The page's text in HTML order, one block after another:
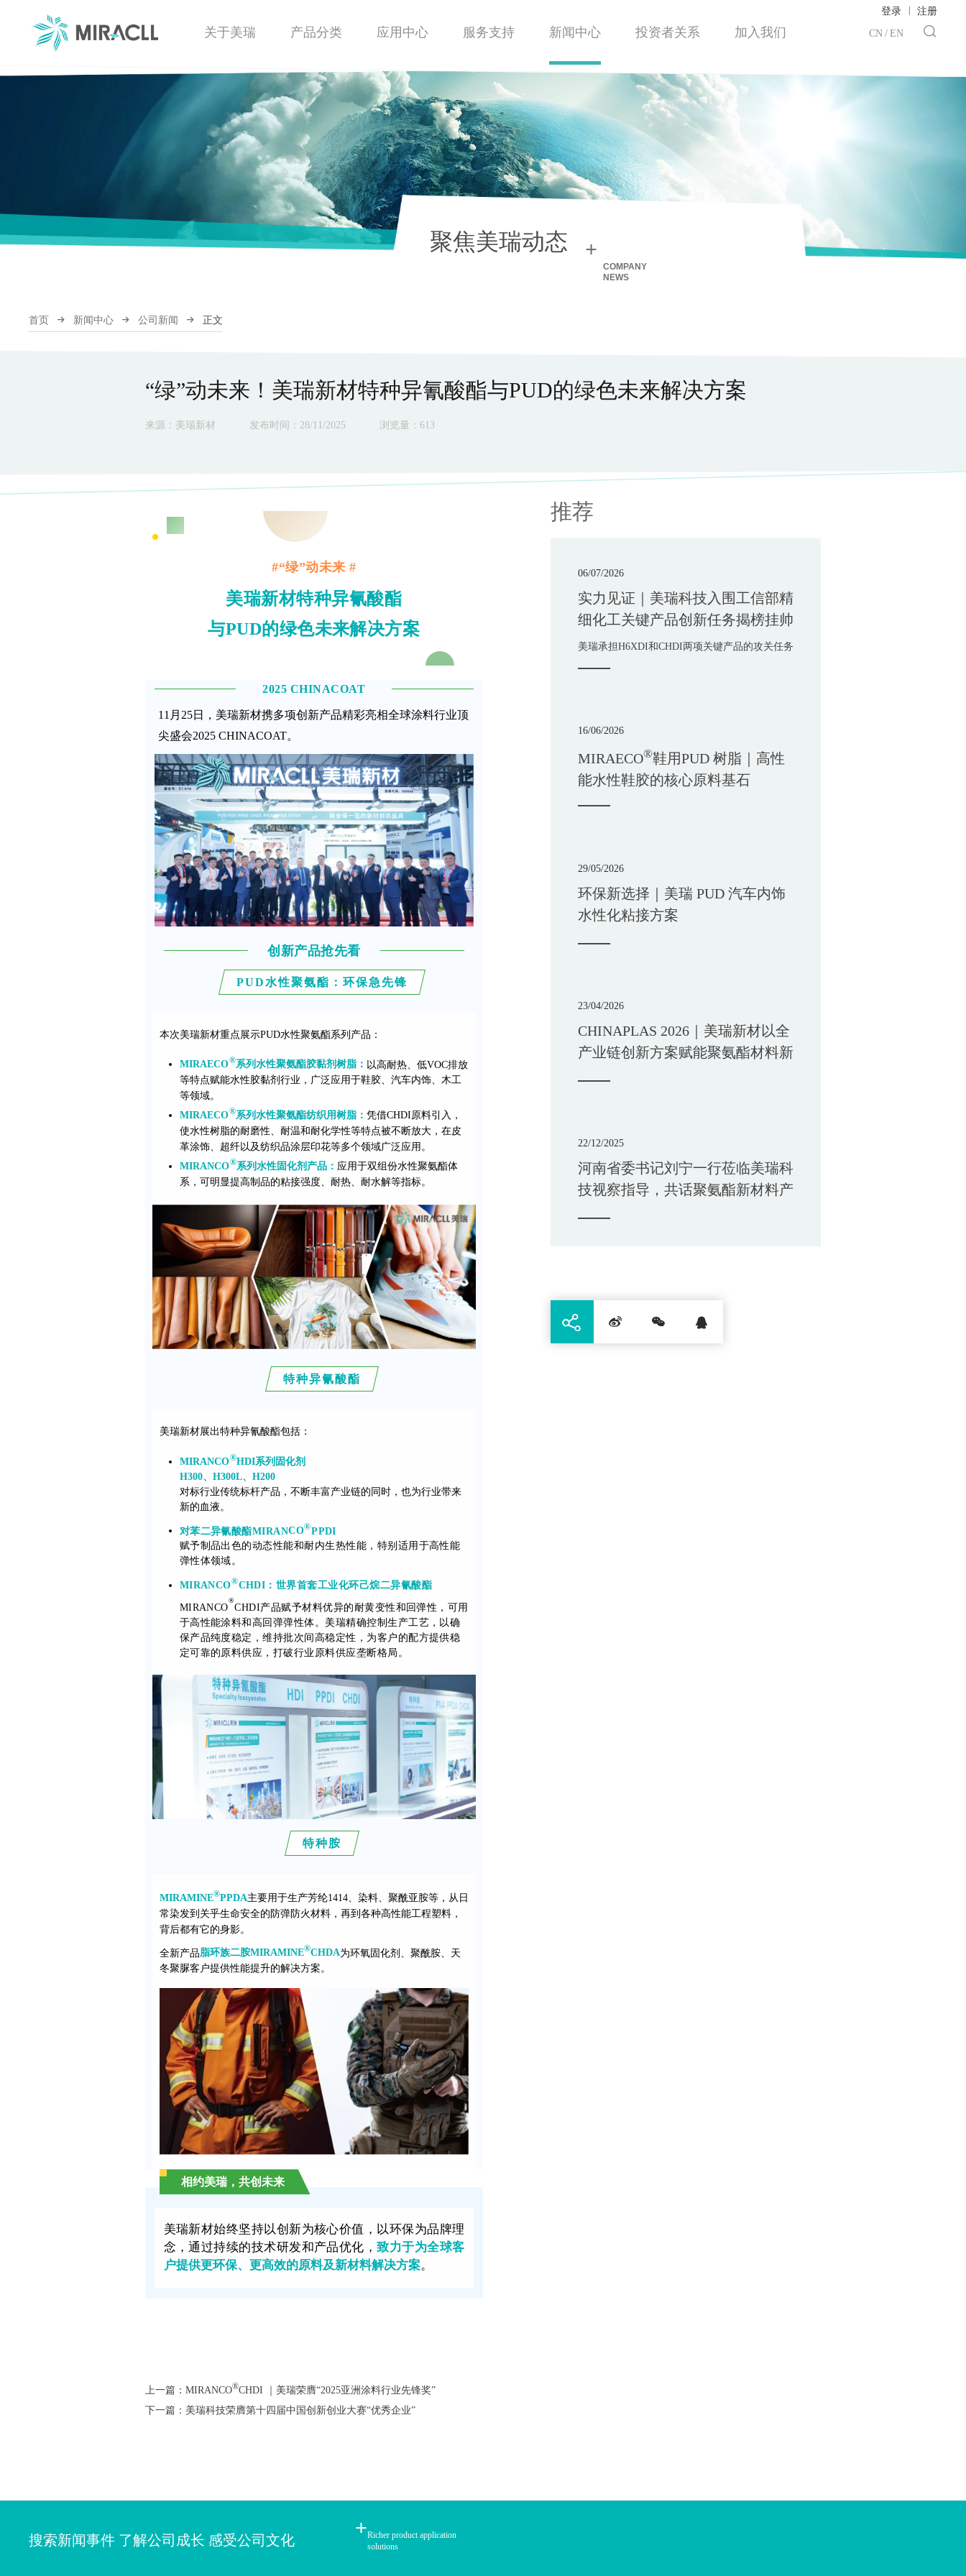
登录 注册
CN / EN
关于美瑞 产品分类 应用中心 服务支持 新闻中心 投资者关系 加入我们
聚焦美瑞动态 +
COMPANY
NEWS
首页 新闻中心 公司新闻 正文
“绿”动未来！美瑞新材特种异氰酸酯与PUD的绿色未来解决方案
来源：美瑞新材 发布时间：28/11/2025 浏览量： 613
#“绿”动未来 #
美瑞新材特种异氰酸酯
与PUD的绿色未来解决方案
2025 CHINACOAT
11月25日，美瑞新材携多项创新产品精彩亮相全球涂料行业顶
尖盛会2025 CHINACOAT。
创新产品抢先看
PUD水性聚氨酯：环保急先锋
本次美瑞新材重点展示PUD水性聚氨酯系列产品：
MIRAECO®系列水性聚氨酯胶黏剂树脂： 以高耐热、低VOC排放
等特点赋能水性胶黏剂行业，广泛应用于鞋胶、汽车内饰、木工
等领域。
MIRAECO®系列水性聚氨酯纺织用树脂：凭借CHDI原料引入，
使水性树脂的耐磨性、耐温和耐化学性等特点被不断放大，在皮
革涂饰、超纤以及纺织品涂层印花等多个领域广泛应用。
MIRANCO®系列水性固化剂产品： 应用于双组份水性聚氨酯体
系，可明显提高制品的粘接强度、耐热、耐水解等指标。
特种异氰酸酯
美瑞新材展出特种异氰酸酯包括：
MIRANCO®HDI系列 固化剂
H300、H300L、H200
对标行业传统标杆产品，不断丰富产业链的同时，也为行业带来
新的血液。
对苯二异氰酸酯MIRANCO®PPDI
赋予制品出色的动态性能和耐内生热性能，特别适用于高性能
弹性体领域。
MIRANCO®CHDI：世界首套工业化环己烷二异氰酸酯
MIRANCO
®
CHDI产品赋予材料优异的耐黄变性和回弹性，可用
于高性能涂料和高回弹弹性体。美瑞精确控制生产工艺，以确
保产品纯度稳定，维持批次间高稳定性，为客户的配方提供稳
定可靠的原料供应，打破行业原料供应垄断格局。
特种胺
MIRAMINE®PPDA主要用于生产芳纶1414、染料、聚酰亚胺等，从日
常染发到关乎生命安全的防弹防火材料，再到各种高性能工程塑料，
背后都有它的身影。
全新产品脂环族二胺MIRAMINE®CHDA为环氧固化剂、聚酰胺、天
冬聚脲客户提供性能提升的解决方案。
相约美瑞，共创未来
美瑞新材始终坚持以创新为核心价值，以环保为品牌理
念，通过持续的技术研发和产品优化，致力于为全球客
户提供更环保、更高效的原料及新材料解决方案。
推荐
06/07/2026
实力见证｜美瑞科技入围工信部精
细化工关键产品创新任务揭榜挂帅
美瑞承担H6XDI和CHDI两项关键产品的攻关任务
16/06/2026
MIRAECO®鞋用PUD 树脂｜高性
能水性鞋胶的核心原料基石
29/05/2026
环保新选择｜美瑞 PUD 汽车内饰
水性化粘接方案
23/04/2026
CHINAPLAS 2026｜美瑞新材以全
产业链创新方案赋能聚氨酯材料新
22/12/2025
河南省委书记刘宁一行莅临美瑞科
技视察指导，共话聚氨酯新材料产
上一篇：MIRANCO®CHDI ｜美瑞荣膺“2025亚洲涂料行业先锋奖”
下一篇：美瑞科技荣膺第十四届中国创新创业大赛“优秀企业”
搜索新闻事件 了解公司成长 感受公司文化
+Richer product application
solutions